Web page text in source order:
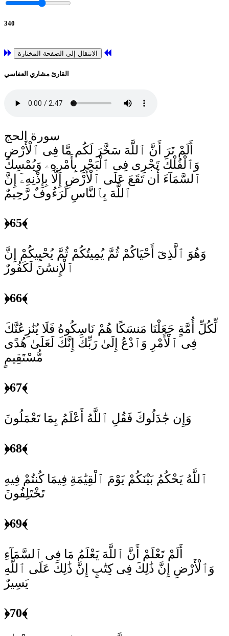
340
الانتقال إلى الصفحة المختارة
القارئ مشاري العفاسي
سورة الحج
أَلَمْ تَرَ أَنَّ ٱللَّهَ سَخَّرَ لَكُم مَّا فِى ٱلْأَرْضِ
وَٱلْفُلْكَ تَجْرِى فِى ٱلْبَحْرِ بِأَمْرِهِۦ وَيُمْسِكُ
ٱلسَّمَآءَ أَن تَقَعَ عَلَى ٱلْأَرْضِ إِلَّا بِإِذْنِهِۦٓ إِنَّ
ٱللَّهَ بِٱلنَّاسِ لَرَءُوفٌ رَّحِيمٌ
﴿65﴾
وَهُوَ ٱلَّذِىٓ أَحْيَاكُمْ ثُمَّ يُمِيتُكُمْ ثُمَّ يُحْيِيكُمْ إِنَّ
ٱلْإِنسَٰنَ لَكَفُورٌ
﴿66﴾
لِّكُلِّ أُمَّةٍ جَعَلْنَا مَنسَكًا هُمْ نَاسِكُوهُ فَلَا يُنَٰزِعُنَّكَ
فِى ٱلْأَمْرِ وَٱدْعُ إِلَىٰ رَبِّكَ إِنَّكَ لَعَلَىٰ هُدًى
مُّسْتَقِيمٍ
﴿67﴾
وَإِن جَٰدَلُوكَ فَقُلِ ٱللَّهُ أَعْلَمُ بِمَا تَعْمَلُونَ
﴿68﴾
ٱللَّهُ يَحْكُمُ بَيْنَكُمْ يَوْمَ ٱلْقِيَٰمَةِ فِيمَا كُنتُمْ فِيهِ
تَخْتَلِفُونَ
﴿69﴾
أَلَمْ تَعْلَمْ أَنَّ ٱللَّهَ يَعْلَمُ مَا فِى ٱلسَّمَآءِ
وَٱلْأَرْضِ إِنَّ ذَٰلِكَ فِى كِتَٰبٍ إِنَّ ذَٰلِكَ عَلَى ٱللَّهِ
يَسِيرٌ
﴿70﴾